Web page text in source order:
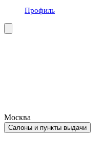
Профиль
Москва
Салоны и пункты выдачи